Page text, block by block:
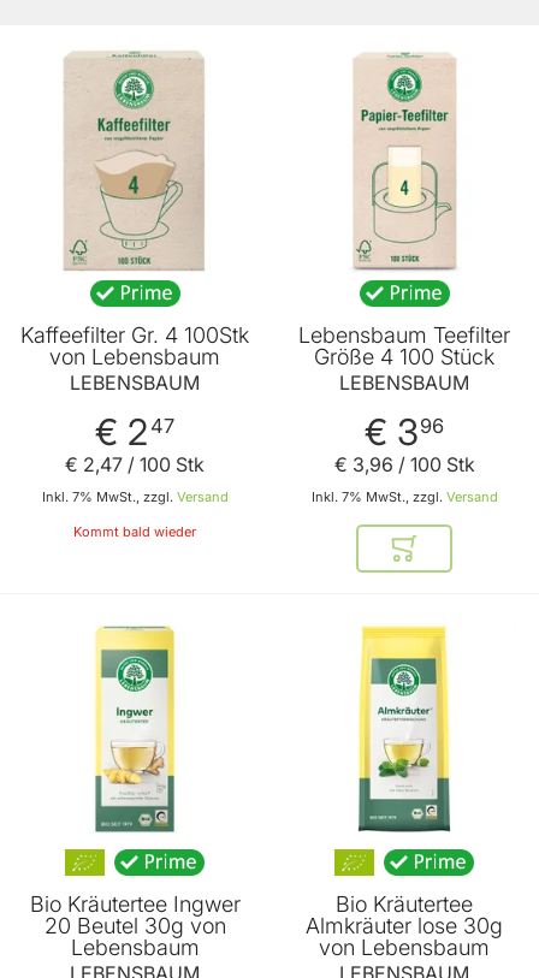
Kaffeefilter Gr. 4 100Stk
von Lebensbaum
LEBENSBAUM
€ 2 47
Inkl. 7% MwSt., zzgl. Versand
€ 2,47 / 100 Stk
Kommt bald wieder
Lebensbaum Teefilter
Größe 4 100 Stück
LEBENSBAUM
€ 396
Inkl. 7% MwSt., zzgl. Versand
€ 3,96 / 100 Stk
In den
Bio Kräutertee Ingwer
20 Beutel 30g von
Lebensbaum
Bio Kräutertee
Almkräuter lose 30g
von Lebensbaum